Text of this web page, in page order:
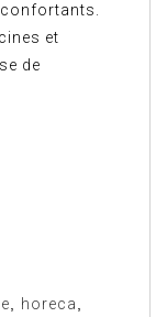
et
de
, horeca,